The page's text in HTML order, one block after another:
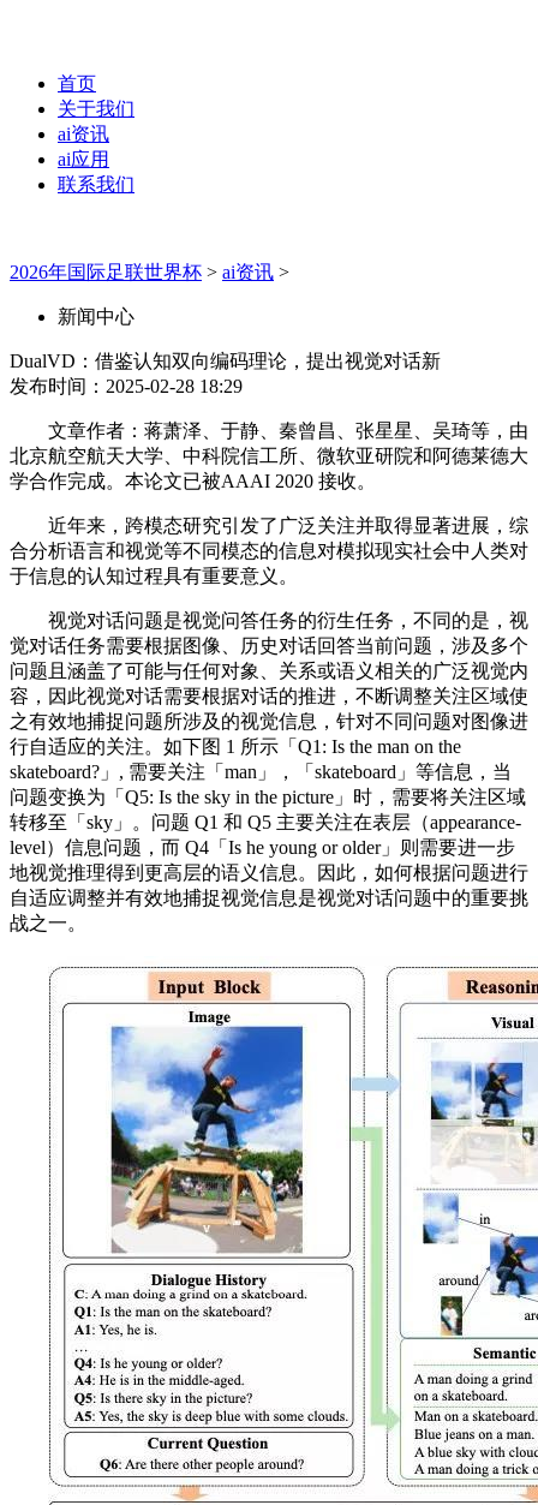
首页
关于我们
ai资讯
ai应用
联系我们
2026年国际足联世界杯 > ai资讯 >
新闻中心
DualVD：借鉴认知双向编码理论，提出视觉对话新
发布时间：2025-02-28 18:29
文章作者：蒋萧泽、于静、秦曾昌、张星星、吴琦等，由
北京航空航天大学、中科院信工所、微软亚研院和阿德莱德大
学合作完成。本论文已被AAAI 2020 接收。
近年来，跨模态研究引发了广泛关注并取得显著进展，综
合分析语言和视觉等不同模态的信息对模拟现实社会中人类对
于信息的认知过程具有重要意义。
视觉对话问题是视觉问答任务的衍生任务，不同的是，视
觉对话任务需要根据图像、历史对话回答当前问题，涉及多个
问题且涵盖了可能与任何对象、关系或语义相关的广泛视觉内
容，因此视觉对话需要根据对话的推进，不断调整关注区域使
之有效地捕捉问题所涉及的视觉信息，针对不同问题对图像进
行自适应的关注。如下图 1 所示「Q1: Is the man on the
skateboard?」, 需要关注「man」，「skateboard」等信息，当
问题变换为「Q5: Is the sky in the picture」时，需要将关注区域
转移至「sky」。问题 Q1 和 Q5 主要关注在表层（appearance-
level）信息问题，而 Q4「Is he young or older」则需要进一步
地视觉推理得到更高层的语义信息。因此，如何根据问题进行
自适应调整并有效地捕捉视觉信息是视觉对话问题中的重要挑
战之一。